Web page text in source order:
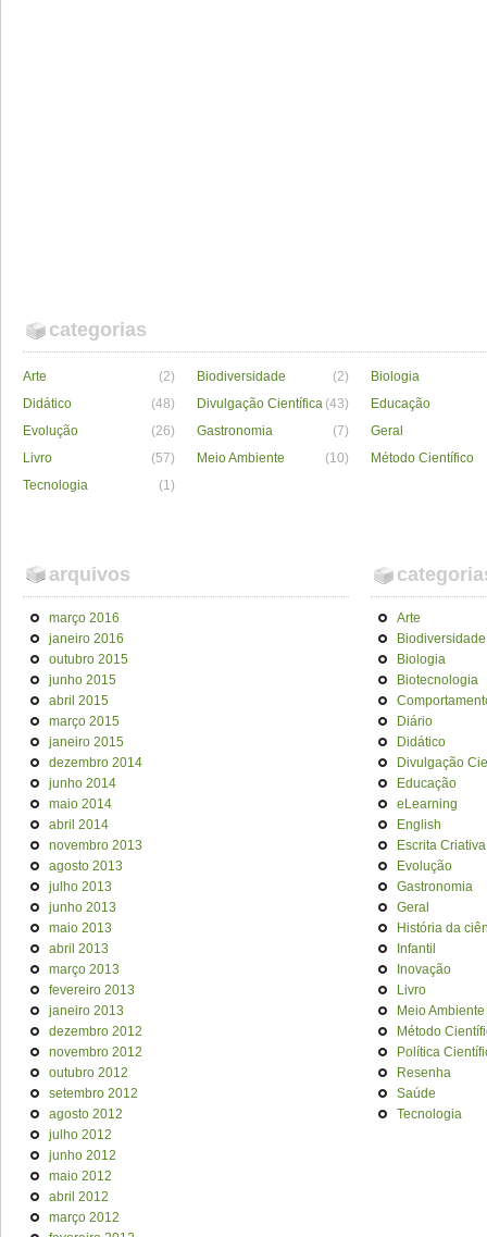
categorias
Arte (2) Biodiversidade (2)
Biologia
Didático
(48) Divulgação Científica (43)
Educação
Evolução
(26) Gastronomia (7)
Geral
Livro
(57) Meio Ambiente (10)
Método Científico
Tecnologia
(1)
arquivos
março 2016
janeiro 2016
outubro 2015
junho 2015
abril 2015
março 2015
janeiro 2015
dezembro 2014
junho 2014
maio 2014
abril 2014
novembro 2013
agosto 2013
julho 2013
junho 2013
maio 2013
abril 2013
março 2013
fevereiro 2013
janeiro 2013
dezembro 2012
novembro 2012
outubro 2012
setembro 2012
agosto 2012
julho 2012
junho 2012
maio 2012
abril 2012
março 2012
Arte
Biodiversidade
Biologia
Biotecnologia
Diário
Didático
Divulgação
Educação
eLearning
English
Escrita Criativa
Evolução
Gastronomia
Geral
História da
Infantil
Inovação
Livro
Meio Ambiente
Método
Política
Resenha
Saúde
Tecnologia